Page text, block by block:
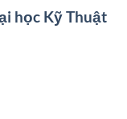
học Kỹ Thuật